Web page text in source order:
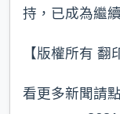
持，已成為繼
【版權所有
看更多新聞請